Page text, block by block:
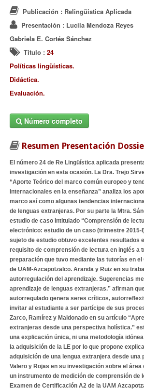
Publicación : Relingüistica Aplicada
Presentación : Lucila Mendoza Reyes
Gabriela E. Cortés Sánchez
Titulo : 24
Políticas lingüísticas.
Didáctica.
Evaluación.
Número completo
Resumen Presentación
El número 24 de Re Lingüística aplicada
investigación en esta ocasión. La Dra. Trejo
“Aporte Teórico del marco común europeo y
internacionales en la enseñanza” analiza los
marco así como algunas tendencias
de lenguas extranjeras. Por su parte la Mtra.
estudio de caso intitulado “Comprensión de
electrónico: estudio de un caso (trimestre 2015-
sujeto de estudio obtuvo excelentes resultados
requisito de comprensión de lectura en inglés a
preparación que tuvo mediante las tutorías en
de UAM-Azcapotzalco. Aranda y Ruiz en su
autorregulación del aprendizaje. Sugerencias
aprendizaje de lenguas extranjeras.” afirman
autorregulado genera seres críticos,
invitar al estudiante a ser partícipe de sus
Zarco, Ramírez y Maldonado en su artículo
extranjeras desde una perspectiva holística.”
una explicación única, ni una metodología
la adquisición de la LE por lo que propone
adquisición de una lengua extranjera desde
Valero y Rojas en su investigación sobre el área
un instrumento de medición de comprensión de
Examen de Certificación A2 de la UAM